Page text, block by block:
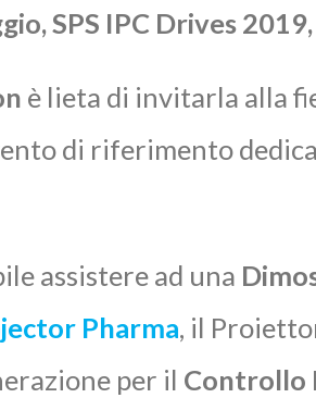
SPS IPC Drives
è lieta di invitarla alla
di riferimento
assistere ad una
Pharma, il
per il Controllo